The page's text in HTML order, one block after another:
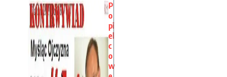
P
o
pi
el
c
o
w